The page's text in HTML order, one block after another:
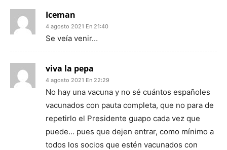
Iceman
4 agosto 2021 En 21:40
Se veía venir…
viva la pepa
4 agosto 2021 En 22:29
No hay una vacuna y no sé cuántos españoles
vacunados con pauta completa, que no para de
repetirlo el Presidente guapo cada vez que
puede… pues que dejen entrar, como mínimo a
todos los socios que estén vacunados con